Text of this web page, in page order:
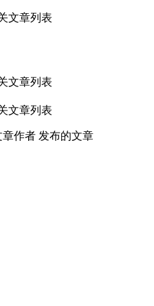
文章列表
文章列表
文章列表
章作者 发布的文章